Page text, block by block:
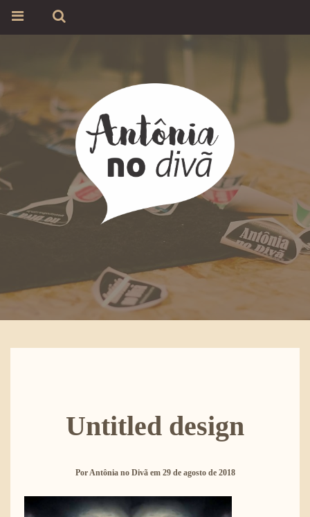
Untitled design
PorAntônia no Divã em 29 de agosto de 2018